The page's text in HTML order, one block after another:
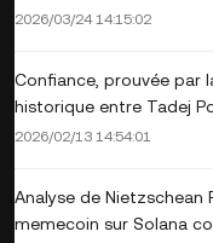
2026/03/24 14:15:02
Confiance, prouvée par
historique entre Tadej
2026/02/13 14:54:01
Analyse de Nietzschean
memecoin sur Solana